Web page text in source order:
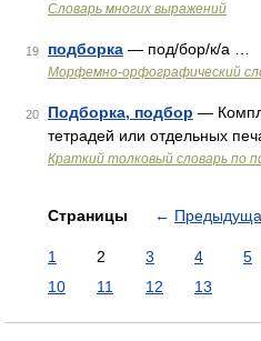
Словарь многих выражений
19 подборка — под/бор/к/а …
Морфемно-орфографический
20 Подборка, подбор —
тетрадей или отдельных
Краткий толковый словарь по
Страницы ←
1 2 3 4 5
10
11 12 13